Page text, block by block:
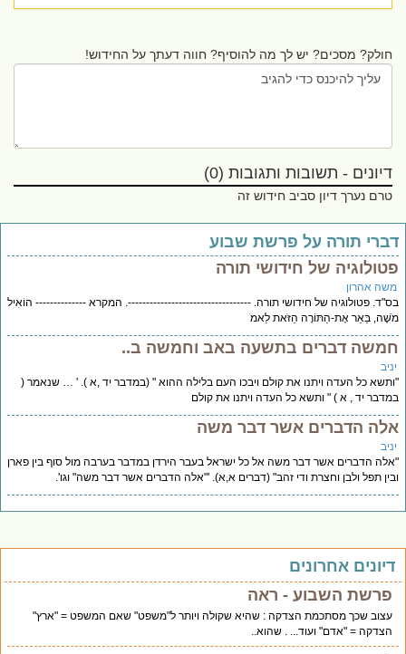
חולק? מסכים? יש לך מה להוסיף? חווה דעתך על החידוש!
דיונים - תשובות ותגובות (0)
טרם נערך דיון סביב חידוש זה
תורה על פרשת שבוע
של חידושי תורה
אהרון
פטולוגיה של חידושי תורה. ----------------------------------. המקרא -------------- הוֹאִיל
בֵּאֵר אֶת-הַתּוֹרָה הַזֹּאת לֵאמֹ
דברים בתשעה באב וחמשה ב..
כל העדה ויתנו את קולם ויבכו העם בלילה ההוא " (במדבר יד ,א ). ' … שנאמר (
יד , א ) " ותשא כל העדה ויתנו את קולם
הדברים אשר דבר משה
הדברים אשר דבר משה אל כל ישראל בעבר הירדן במדבר בערבה מול סוף בין פארן
תפל ולבן וחצרת ודי זהב" (דברים א,א). '"אלה הדברים אשר דבר משה" וגו'.
אחרונים
פרשת השבוע - ראה
עצוב שכך מסתכמת הצדקה : שהיא שקולה ויותר ל"משפט" שאם המשפט = "ארץ"
הצדקה = "אדם" ועוד... . שהוא..